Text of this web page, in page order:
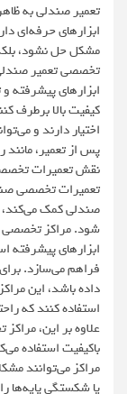
تعمیر صندلی به
ابزارهای حرفه‌ای
مشکل حل نشود،
تخصصی تعمیر صندلی
ابزارهای پیشرفته
کیفیت بالا برطرف
اختیار دارند و
پس از تعمیر،
نقش تعمیرات
تعمیرات تخصصی
صندلی کمک می‌کند،
شود. مراکز تخصصی
ابزارهای پیشرفته
فراهم می‌سازد.
داده باشد، این
استفاده کنند که
علاوه بر این،
باکیفیت استفاده
مراکز می‌توانند
یا شکستگی پایه‌ها